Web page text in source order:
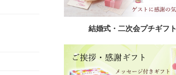
結婚式・二次会プチギフト